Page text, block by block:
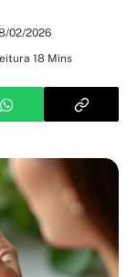
02/2026
18 Mins